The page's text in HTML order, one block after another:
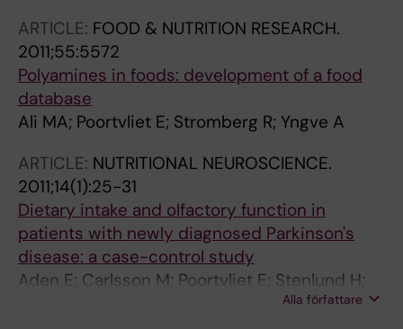
ARTICLE: FOOD & NUTRITION RESEARCH.
2011;55:5572
Polyamines in foods: development of a food
database
Ali MA; Poortvliet E; Stromberg R; Yngve A
ARTICLE: NUTRITIONAL NEUROSCIENCE.
2011;14(1):25-31
Dietary intake and olfactory function in
patients with newly diagnosed Parkinson's
disease: a case-control study
Aden E; Carlsson M; Poortvliet E; Stenlund H;
Linder J; Edstrom M; Forsgren L; Haglin L
Alla författare